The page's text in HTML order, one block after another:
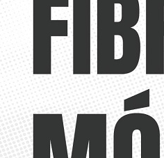
celebraciones de Moros y
Comparte en Facebook
ventana nueva) Facebook
La Entrada Cristiana llena de
esplendor las calles de
Almoradí en una multitudinaria
jornada festera
02/08/2026